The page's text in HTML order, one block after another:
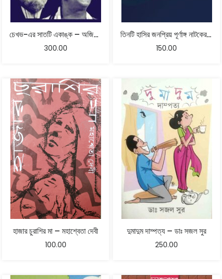
চেখভ-এর সাতটি একাঙ্ক – অজিতেশ বন্দ্যোপাধ্যায়
300.00
তিনটি হাসির জনপ্রিয় পূর্ণাঙ্গ নাটকের সংকলন – মনোজ মিত্র
150.00
হাজার চুরাশির মা – মহাশ্বেতা দেবী
100.00
দুমাদুম দাম্পত্য – ডাঃ সজল সুর
250.00